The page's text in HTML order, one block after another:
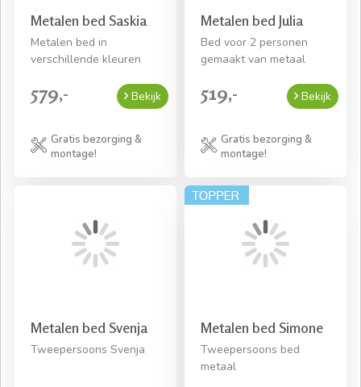
Metalen bed Saskia
Metalen bed in
verschillende kleuren
579,- Bekijk
Gratis bezorging &
montage!
Metalen bed Julia
Bed voor 2 personen
gemaakt van metaal
519,- Bekijk
Gratis bezorging &
montage!
Metalen bed Svenja
Tweepersoons Svenja
Metalen bed Simone
Tweepersoons bed
metaal